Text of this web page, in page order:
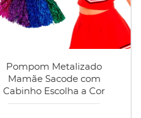
Pompom Metalizado
Mamãe Sacode com
Cabinho Escolha a Cor